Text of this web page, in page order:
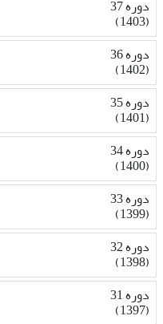
دوره 37
(1403)
دوره 36
(1402)
دوره 35
(1401)
دوره 34
(1400)
دوره 33
(1399)
دوره 32
(1398)
دوره 31
(1397)